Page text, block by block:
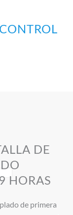
DE
HORAS
de primera